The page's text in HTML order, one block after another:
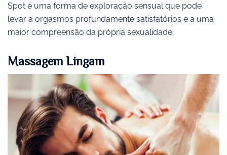
Spot é uma forma de exploração sensual que pode
levar a orgasmos profundamente satisfatórios e a uma
maior compreensão da própria sexualidade.
Massagem Lingam